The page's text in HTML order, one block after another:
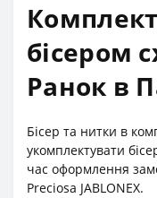
бісером
Ранок в
Бісер та нитки в
укомплектувати
час оформлення
Preciosa JABLONEX.